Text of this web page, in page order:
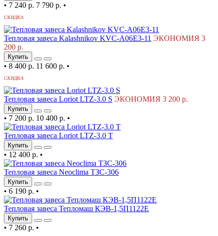
• 7 240 р. 7 790 р. •
СКИДКА
Тепловая завеса Kalashnikov KVC-A06E3-11 ЭКОНОМИЯ 3
200 р.
Купить
• 8 400 р. 11 600 р. •
СКИДКА
Тепловая завеса Loriot LTZ-3.0 S ЭКОНОМИЯ 3 200 р.
Купить
• 7 200 р. 10 400 р. •
Тепловая завеса Loriot LTZ-3.0 T
Купить
• 12 400 р. •
Тепловая завеса Neoclima ТЗС-306
Купить
• 6 190 р. •
Тепловая завеса Тепломаш КЭВ-1,5П1122Е
Купить
• 7 260 р. •